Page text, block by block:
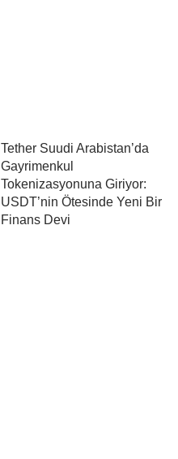
Tether Suudi Arabistan’da
Gayrimenkul
Tokenizasyonuna Giriyor:
USDT’nin Ötesinde Yeni Bir
Finans Devi